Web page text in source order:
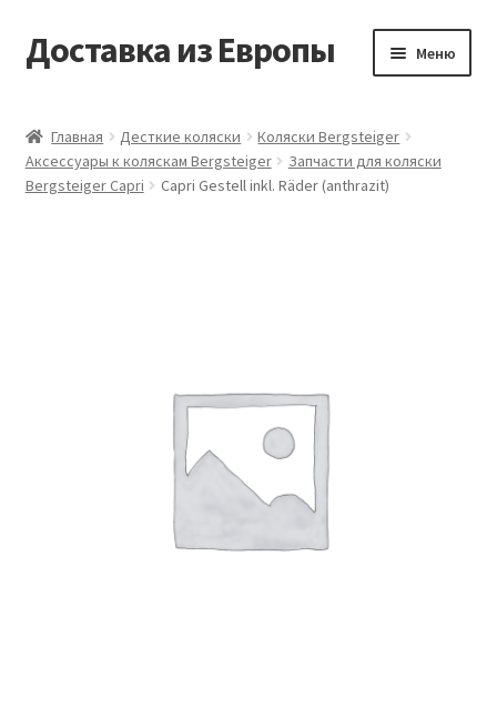
Перейти
к
Перейти
к
Доставка из Европы Меню
Доставка из Европы
Оформление заказа
Главная Десткие коляски
Коляски Bergsteiger
Аксессуары к коляскам Bergsteiger
Запчасти для коляски
Bergsteiger Capri
Capri Gestell inkl. Räder (anthrazit)